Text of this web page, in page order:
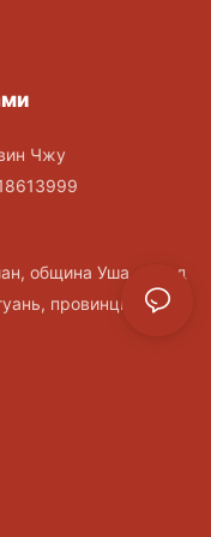
Чжу
община Уша, город
провинция